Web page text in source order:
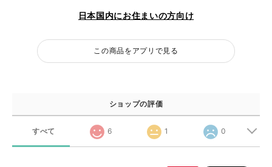
日本国内にお住まいの方向け
この商品をアプリで見る
ショップの評価
すべて 6 1 0